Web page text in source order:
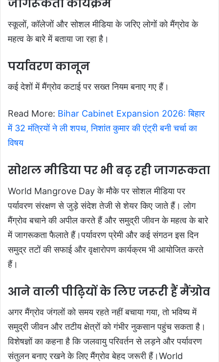
जागरूकता कार्यक्रम
स्कूलों, कॉलेजों और सोशल मीडिया के जरिए लोगों को मैंग्रोव के
महत्व के बारे में बताया जा रहा है।
पर्यावरण कानून
कई देशों में मैंग्रोव कटाई पर सख्त नियम बनाए गए हैं।
Read More: Bihar Cabinet Expansion 2026: बिहार
में 32 मंत्रियों ने ली शपथ, निशांत कुमार की एंट्री बनी चर्चा का
विषय
सोशल मीडिया पर भी बढ़ रही जागरूकता
World Mangrove Day के मौके पर सोशल मीडिया पर
पर्यावरण संरक्षण से जुड़े संदेश तेजी से शेयर किए जाते हैं। लोग
मैंग्रोव बचाने की अपील करते हैं और समुद्री जीवन के महत्व के बारे
में जागरूकता फैलाते हैं।पर्यावरण प्रेमी और कई संगठन इस दिन
समुद्र तटों की सफाई और वृक्षारोपण कार्यक्रम भी आयोजित करते
हैं।
आने वाली पीढ़ियों के लिए जरूरी हैं मैंग्रोव
अगर मैंग्रोव जंगलों को समय रहते नहीं बचाया गया, तो भविष्य में
समुद्री जीवन और तटीय क्षेत्रों को गंभीर नुकसान पहुंच सकता है।
विशेषज्ञों का कहना है कि जलवायु परिवर्तन से लड़ने और पर्यावरण
संतुलन बनाए रखने के लिए मैंग्रोव बेहद जरूरी हैं।World